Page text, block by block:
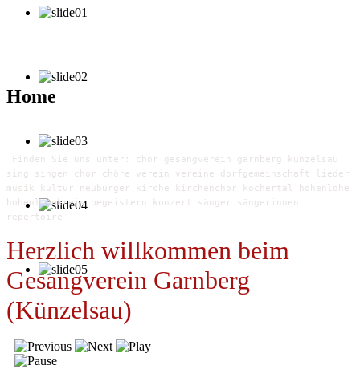
Home
Finden Sie uns unter: chor gesangverein garnberg künzelsau
sing singen chor chöre verein vereine dorfgemeinschaft lieder
musik kultur neubürger kirche kirchenchor kochertal hohenlohe
hohenlohekreis begeistern konzert sänger sängerinnen
repertoire
Herzlich willkommen beim
Gesangverein Garnberg
(Künzelsau)